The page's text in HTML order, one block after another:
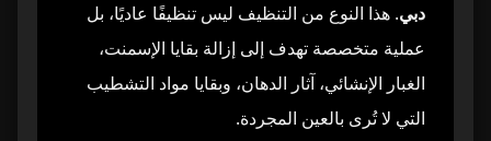
أجهزة شفط الغبار الصناعية
8 معدات تنظيف الأرضيات حسب نوع السطح
دبي. هذا النوع من التنظيف ليس تنظيفًا عاديًا، بل
عملية متخصصة تهدف إلى إزالة بقايا الإسمنت،
الغبار الإنشائي، آثار الدهان، وبقايا مواد التشطيب
التي لا تُرى بالعين المجردة.